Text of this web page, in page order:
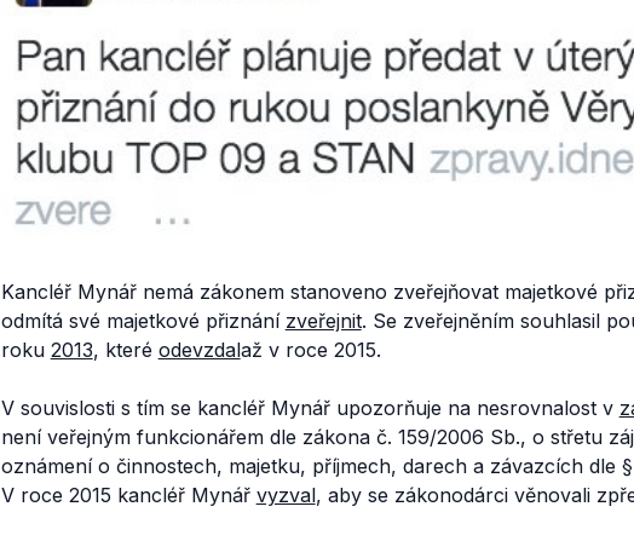
Kancléř Mynář nemá zákonem stanoveno zveřejňovat majetkové
odmítá své majetkové přiznání zveřejnit. Se zveřejněním souhlasil
roku 2013, které odevzdalaž v roce 2015.
V souvislosti s tím se kancléř Mynář upozorňuje na nesrovnalost v
není veřejným funkcionářem dle zákona č. 159/2006 Sb., o střetu
oznámení o činnostech, majetku, příjmech, darech a závazcích dle
V roce 2015 kancléř Mynář vyzval, aby se zákonodárci věnovali